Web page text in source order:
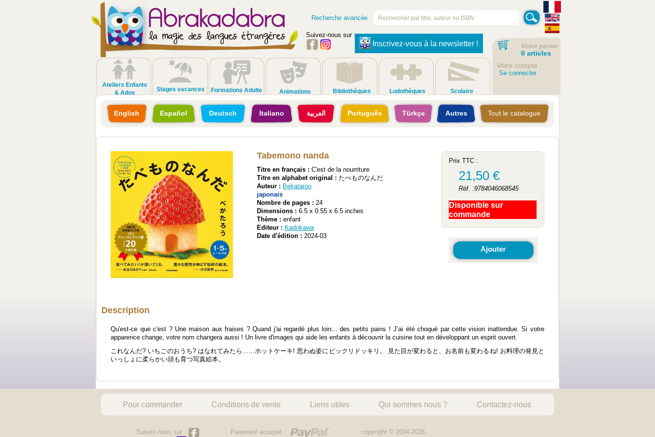
Recherche avancée
Suivez-nous sur :
Inscrivez-vous à la newsletter !
Ateliers Enfants
& Ados
Stages vacances Formations Adulte Animations Bibliothèques Ludothèques Scolaire
Votre panier
0 articles
Votre compte :
Se connecter
English Español Deutsch Italiano العربية Português Türkçe Autres Tout le catalogue
Tabemono nanda
Titre en français : C'est de la nourriture
Titre en alphabet original : たべものなんだ
Auteur : Bekataroo
japonais
Nombre de pages : 24
Dimensions : 6.5 x 0.55 x 6.5 inches
Thème : enfant
Editeur : Kadokawa
Date d'édition : 2024-03
Prix TTC :
21,50 €
Réf. :9784046068545
Disponible sur
commande
Ajouter
Description
Qu'est-ce que c'est ? Une maison aux fraises ? Quand j'ai regardé plus loin... des petits pains ! J’ai été choqué par cette vision inattendue. Si votre
apparence change, votre nom changera aussi ! Un livre d'images qui aide les enfants à découvrir la cuisine tout en développant un esprit ouvert.
これなんだ? いちごのおうち? はなれてみたら……ホットケーキ! 思わぬ姿にビックリドッキリ。 見た目が変わると、お名前も変わるね! お料理の発見と
いっしょに柔らかい頭も育つ写真絵本。
Pour commander Conditions de vente Liens utiles Qui sommes nous ? Contactez-nous
Suivez-nous sur : Paiement accepté : copyright © 2004-2026